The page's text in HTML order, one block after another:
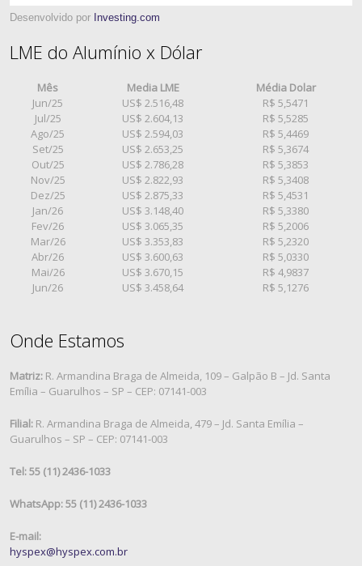
Desenvolvido por Investing.com
LME do Alumínio x Dólar
Mês Media LME
Média Dolar
Jun/25
US$ 2.516,48
R$ 5,5471
Jul/25
US$ 2.604,13
R$ 5,5285
Ago/25
US$ 2.594,03
R$ 5,4469
Set/25
US$ 2.653,25
R$ 5,3674
Out/25
US$ 2.786,28
R$ 5,3853
Nov/25
US$ 2.822,93
R$ 5,3408
Dez/25
US$ 2.875,33
R$ 5,4531
Jan/26
US$ 3.148,40
R$ 5,3380
Fev/26
US$ 3.065,35
R$ 5,2006
Mar/26
US$ 3.353,83
R$ 5,2320
Abr/26
US$ 3.600,63
R$ 5,0330
Mai/26
US$ 3.670,15
R$ 4,9837
Jun/26
US$ 3.458,64 R$ 5,1276
Onde Estamos
Matriz: R. Armandina Braga de Almeida, 109 – Galpão B – Jd. Santa
Emília – Guarulhos – SP – CEP: 07141-003
Filial: R. Armandina Braga de Almeida, 479 – Jd. Santa Emília –
Guarulhos – SP – CEP: 07141-003
Tel: 55 (11) 2436-1033
WhatsApp: 55 (11) 2436-1033
E-mail:
hyspex@hyspex.com.br